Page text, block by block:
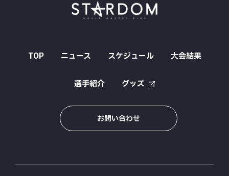
TOP ニュース スケジュール 大会結果
選手紹介 グッズ
お問い合わせ